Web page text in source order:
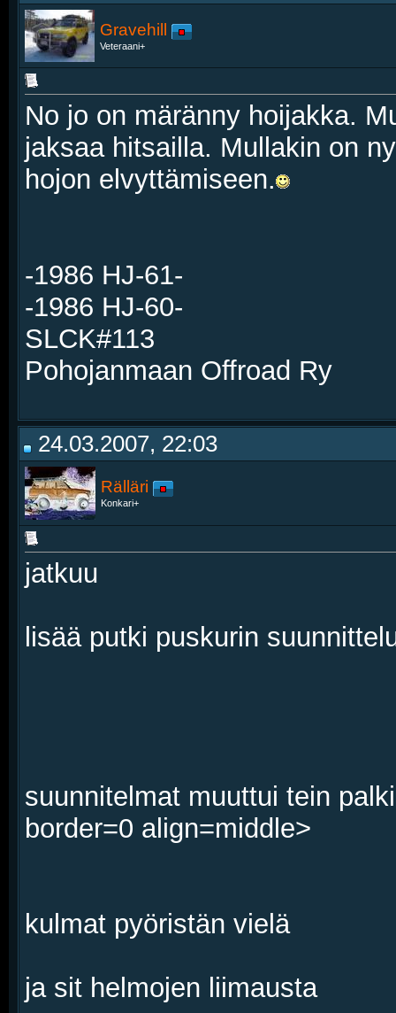
Gravehill
Veteraani+
No jo on märänny hoijakka.
jaksaa hitsailla. Mullakin on
hojon elvyttämiseen.
-1986 HJ-61-
-1986 HJ-60-
SLCK#113
Pohojanmaan Offroad Ry
24.03.2007, 22:03
Rälläri
Konkari+
jatkuu
lisää putki puskurin
suunnitelmat muuttui tein
border=0 align=middle>
kulmat pyöristän vielä
ja sit helmojen liimausta